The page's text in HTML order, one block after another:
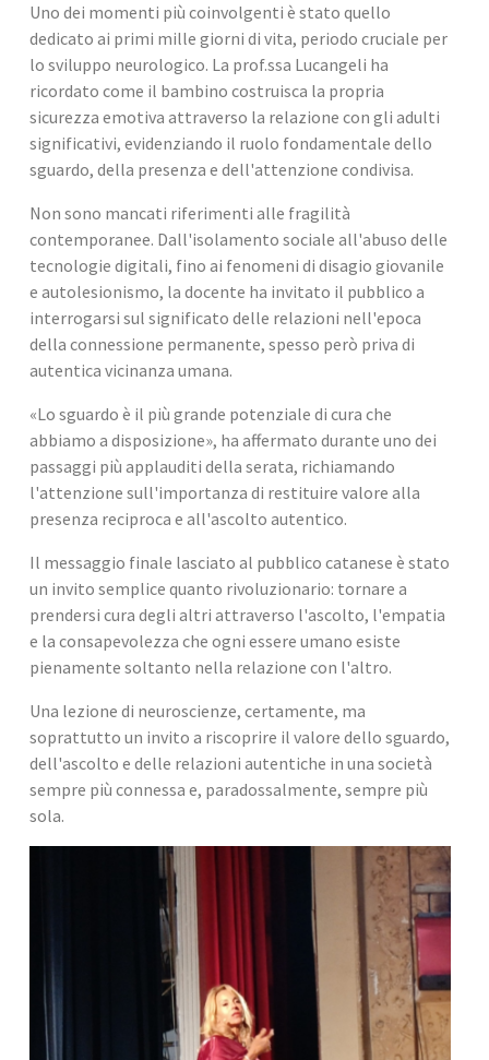
Uno dei momenti più coinvolgenti è stato quello
dedicato ai primi mille giorni di vita, periodo cruciale per
lo sviluppo neurologico. La prof.ssa Lucangeli ha
ricordato come il bambino costruisca la propria
sicurezza emotiva attraverso la relazione con gli adulti
significativi, evidenziando il ruolo fondamentale dello
sguardo, della presenza e dell'attenzione condivisa.
Non sono mancati riferimenti alle fragilità
contemporanee. Dall'isolamento sociale all'abuso delle
tecnologie digitali, fino ai fenomeni di disagio giovanile
e autolesionismo, la docente ha invitato il pubblico a
interrogarsi sul significato delle relazioni nell'epoca
della connessione permanente, spesso però priva di
autentica vicinanza umana.
«Lo sguardo è il più grande potenziale di cura che
abbiamo a disposizione», ha affermato durante uno dei
passaggi più applauditi della serata, richiamando
l'attenzione sull'importanza di restituire valore alla
presenza reciproca e all'ascolto autentico.
Il messaggio finale lasciato al pubblico catanese è stato
un invito semplice quanto rivoluzionario: tornare a
prendersi cura degli altri attraverso l'ascolto, l'empatia
e la consapevolezza che ogni essere umano esiste
pienamente soltanto nella relazione con l'altro.
Una lezione di neuroscienze, certamente, ma
soprattutto un invito a riscoprire il valore dello sguardo,
dell'ascolto e delle relazioni autentiche in una società
sempre più connessa e, paradossalmente, sempre più
sola.